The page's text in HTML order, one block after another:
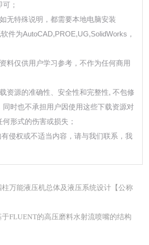
；
无特殊说明，都需要本地电脑安装
件为AutoCAD,PROE,UG,SolidWorks，
料仅供用户学习参考，不作为任何商用
资源的准确性、安全性和完整性, 不包修
同时也不承担用户因使用这些下载资源对
形式的伤害或损失；
侵权或不适当内容，请与我们联系，我
柱万能液压机总体及液压系统设计【公称
FLUENT的高压磨料水射流喷嘴的结构